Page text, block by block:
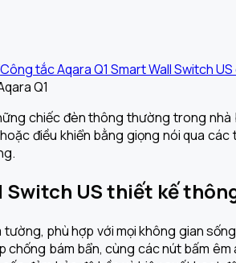
chiếc đèn thông thường trong nhà
điều khiển bằng giọng nói qua
US thiết kế
phù hợp với mọi không gian
bám bẩn, cùng các nút bấm